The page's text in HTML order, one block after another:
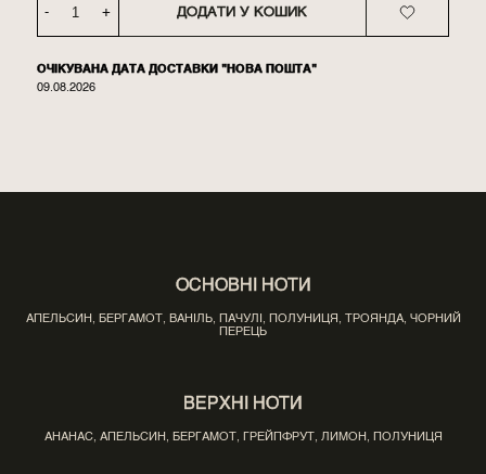
- + ДОДАТИ У КОШИК
ОЧІКУВАНА ДАТА ДОСТАВКИ "НОВА ПОШТА"
09.08.2026
ОСНОВНІ НОТИ
АПЕЛЬСИН, БЕРГАМОТ, ВАНІЛЬ, ПАЧУЛІ, ПОЛУНИЦЯ, ТРОЯНДА, ЧОРНИЙ
ПЕРЕЦЬ
ВЕРХНІ НОТИ
АНАНАС, АПЕЛЬСИН, БЕРГАМОТ, ГРЕЙПФРУТ, ЛИМОН, ПОЛУНИЦЯ